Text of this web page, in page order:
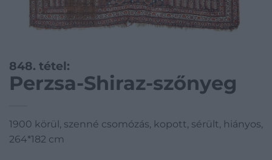
848. tétel:
Perzsa-Shiraz-szőnyeg
1900 körül, szenné csomózás, kopott, sérült, hiányos,
264*182 cm